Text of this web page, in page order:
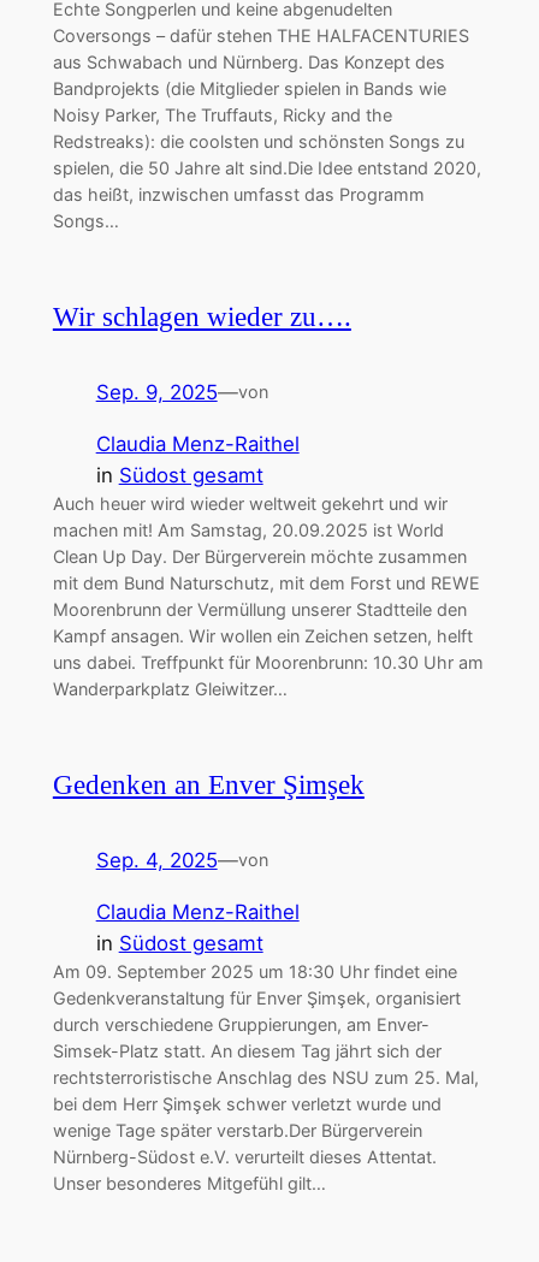
Echte Songperlen und keine abgenudelten
Coversongs – dafür stehen THE HALFACENTURIES
aus Schwabach und Nürnberg. Das Konzept des
Bandprojekts (die Mitglieder spielen in Bands wie
Noisy Parker, The Truffauts, Ricky and the
Redstreaks): die coolsten und schönsten Songs zu
spielen, die 50 Jahre alt sind.Die Idee entstand 2020,
das heißt, inzwischen umfasst das Programm
Songs…
Wir schlagen wieder zu….
Sep. 9, 2025—von
Claudia Menz-Raithel
in Südost gesamt
Auch heuer wird wieder weltweit gekehrt und wir
machen mit! Am Samstag, 20.09.2025 ist World
Clean Up Day. Der Bürgerverein möchte zusammen
mit dem Bund Naturschutz, mit dem Forst und REWE
Moorenbrunn der Vermüllung unserer Stadtteile den
Kampf ansagen. Wir wollen ein Zeichen setzen, helft
uns dabei. Treffpunkt für Moorenbrunn: 10.30 Uhr am
Wanderparkplatz Gleiwitzer…
Gedenken an Enver Şimşek
Sep. 4, 2025—von
Claudia Menz-Raithel
in Südost gesamt
Am 09. September 2025 um 18:30 Uhr findet eine
Gedenkveranstaltung für Enver Şimşek, organisiert
durch verschiedene Gruppierungen, am Enver-
Simsek-Platz statt. An diesem Tag jährt sich der
rechtsterroristische Anschlag des NSU zum 25. Mal,
bei dem Herr Şimşek schwer verletzt wurde und
wenige Tage später verstarb.Der Bürgerverein
Nürnberg-Südost e.V. verurteilt dieses Attentat.
Unser besonderes Mitgefühl gilt…